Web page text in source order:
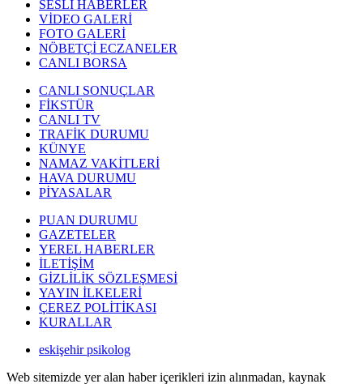
SESLİ HABERLER
VİDEO GALERİ
FOTO GALERİ
NÖBETÇİ ECZANELER
CANLI BORSA
CANLI SONUÇLAR
FİKSTÜR
CANLI TV
TRAFİK DURUMU
KÜNYE
NAMAZ VAKİTLERİ
HAVA DURUMU
PİYASALAR
PUAN DURUMU
GAZETELER
YEREL HABERLER
İLETİŞİM
GİZLİLİK SÖZLEŞMESİ
YAYIN İLKELERİ
ÇEREZ POLİTİKASI
KURALLAR
eskişehir psikolog
Web sitemizde yer alan haber içerikleri izin alınmadan, kaynak